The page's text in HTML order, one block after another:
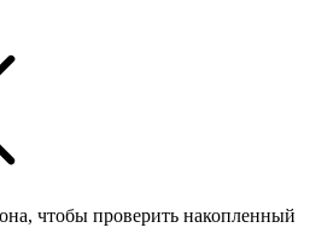
чтобы проверить накопленный